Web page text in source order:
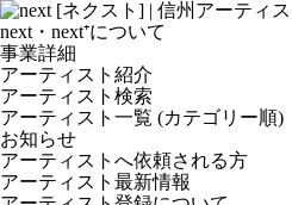
next・next⁺について
事業詳細
アーティスト紹介
アーティスト検索
アーティスト一覧 (カテゴリー順)
お知らせ
アーティストへ依頼される方
アーティスト最新情報